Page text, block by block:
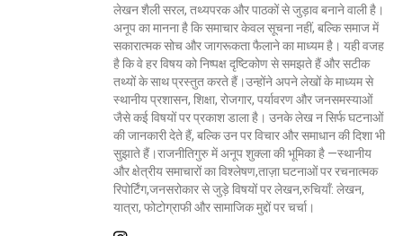
लेखन शैली सरल, तथ्यपरक और पाठकों से जुड़ाव बनाने वाली है।
अनूप का मानना है कि समाचार केवल सूचना नहीं, बल्कि समाज में
सकारात्मक सोच और जागरूकता फैलाने का माध्यम है। यही वजह
है कि वे हर विषय को निष्पक्ष दृष्टिकोण से समझते हैं और सटीक
तथ्यों के साथ प्रस्तुत करते हैं।उन्होंने अपने लेखों के माध्यम से
स्थानीय प्रशासन, शिक्षा, रोजगार, पर्यावरण और जनसमस्याओं
जैसे कई विषयों पर प्रकाश डाला है। उनके लेख न सिर्फ घटनाओं
की जानकारी देते हैं, बल्कि उन पर विचार और समाधान की दिशा भी
सुझाते हैं।राजनीतिगुरु में अनूप शुक्ला की भूमिका है —स्थानीय
और क्षेत्रीय समाचारों का विश्लेषण,ताज़ा घटनाओं पर रचनात्मक
रिपोर्टिंग,जनसरोकार से जुड़े विषयों पर लेखन,रुचियाँ: लेखन,
यात्रा, फोटोग्राफी और सामाजिक मुद्दों पर चर्चा।